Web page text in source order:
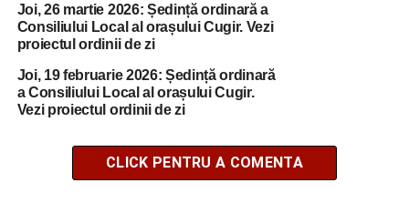
Joi, 26 martie 2026: Ședință ordinară a
Consiliului Local al orașului Cugir. Vezi
proiectul ordinii de zi
Joi, 19 februarie 2026: Ședință ordinară
a Consiliului Local al orașului Cugir.
Vezi proiectul ordinii de zi
CLICK PENTRU A COMENTA